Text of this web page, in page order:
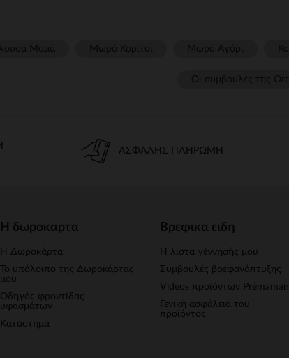
ΑΣΦΑΛΉΣ ΠΛΗΡΩΜΉ
Η δωροκαρτα
Η Δωροκάρτα
Το υπόλοιπο της Δωροκάρτας
μου
Οδηγός φροντίδας
υφασμάτων
Κατάστημα
Βρεφικα ειδη
Η λίστα γέννησής μου
Συμβουλές βρεφανάπτυξης
Videos προϊόντων Prémaman
Γενική ασφάλεια του
προϊόντος